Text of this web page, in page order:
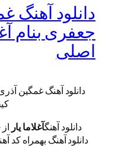
دانلود آهنگ
جعفری بنام
اصلی
دانلود آهنگ غمگین
دانلود آهنگآغلاما یار از
دانلود آهنگ بهمراه کد